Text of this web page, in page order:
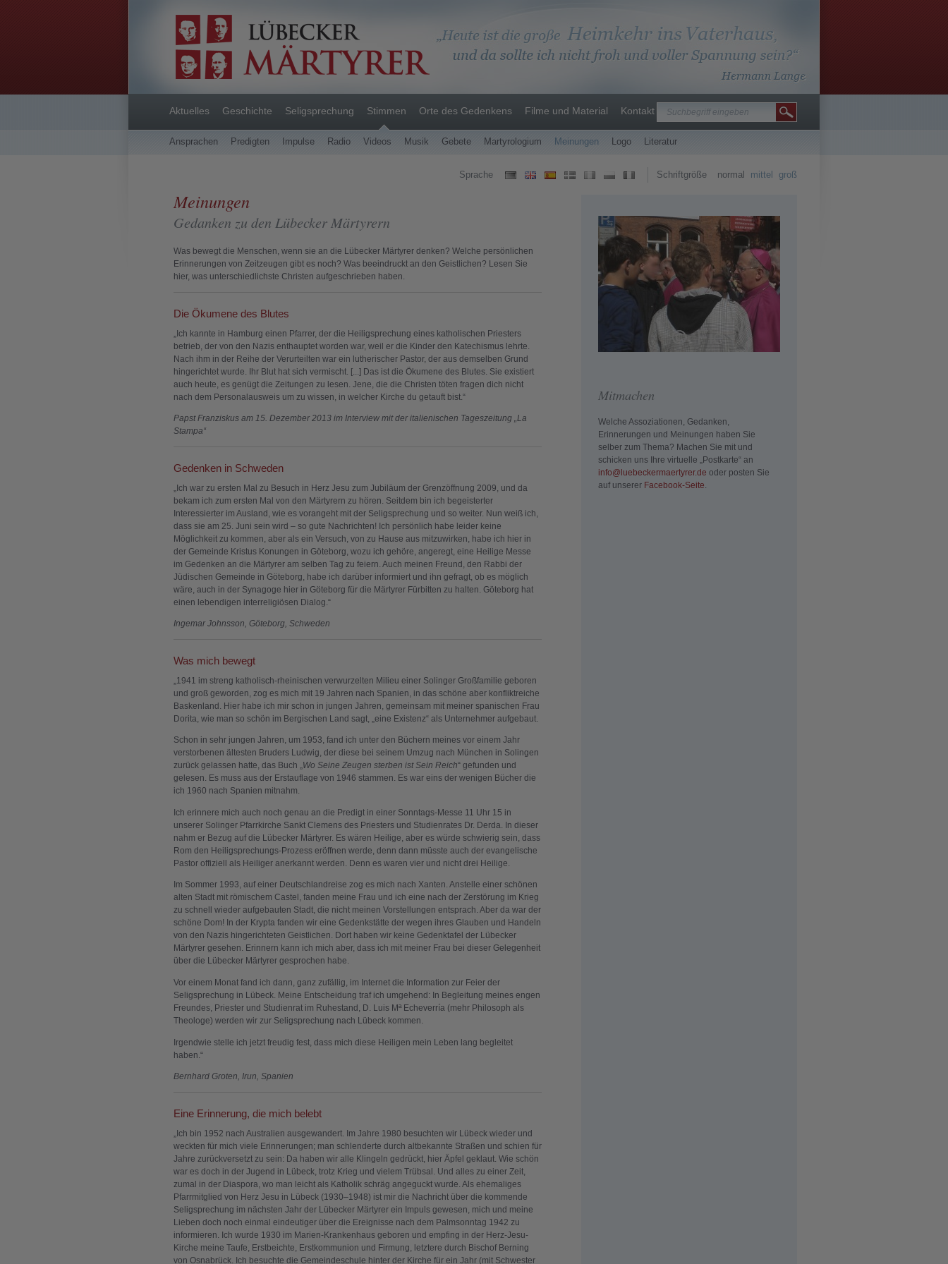
Aktuelles Geschichte Seligsprechung Stimmen
Ansprachen Predigten Impulse Radio Videos Musik Gebete Martyrologium Meinungen Logo Literatur
Orte des Gedenkens Filme und Material Kontakt
Sprache Schriftgröße normal mittel groß
Meinungen
Gedanken zu den Lübecker Märtyrern
Was bewegt die Menschen, wenn sie an die Lübecker Märtyrer denken? Welche persönlichen
Erinnerungen von Zeitzeugen gibt es noch? Was beeindruckt an den Geistlichen? Lesen Sie
hier, was unterschiedlichste Christen aufgeschrieben haben.
Die Ökumene des Blutes
„Ich kannte in Hamburg einen Pfarrer, der die Heiligsprechung eines katholischen Priesters
betrieb, der von den Nazis enthauptet worden war, weil er die Kinder den Katechismus lehrte.
Nach ihm in der Reihe der Verurteilten war ein lutherischer Pastor, der aus demselben Grund
hingerichtet wurde. Ihr Blut hat sich vermischt. [...] Das ist die Ökumene des Blutes. Sie existiert
auch heute, es genügt die Zeitungen zu lesen. Jene, die die Christen töten fragen dich nicht
nach dem Personalausweis um zu wissen, in welcher Kirche du getauft bist.“
Papst Franziskus am 15. Dezember 2013 im Interview mit der italienischen Tageszeitung „La
Stampa“
Gedenken in Schweden
„Ich war zu ersten Mal zu Besuch in Herz Jesu zum Jubiläum der Grenzöffnung 2009, und da
bekam ich zum ersten Mal von den Märtyrern zu hören. Seitdem bin ich begeisterter
Interessierter im Ausland, wie es vorangeht mit der Seligsprechung und so weiter. Nun weiß ich,
dass sie am 25. Juni sein wird – so gute Nachrichten! Ich persönlich habe leider keine
Möglichkeit zu kommen, aber als ein Versuch, von zu Hause aus mitzuwirken, habe ich hier in
der Gemeinde Kristus Konungen in Göteborg, wozu ich gehöre, angeregt, eine Heilige Messe
im Gedenken an die Märtyrer am selben Tag zu feiern. Auch meinen Freund, den Rabbi der
Jüdischen Gemeinde in Göteborg, habe ich darüber informiert und ihn gefragt, ob es möglich
wäre, auch in der Synagoge hier in Göteborg für die Märtyrer Fürbitten zu halten. Göteborg hat
einen lebendigen interreligiösen Dialog.“
Ingemar Johnsson, Göteborg, Schweden
Was mich bewegt
„1941 im streng katholisch-rheinischen verwurzelten Milieu einer Solinger Großfamilie geboren
und groß geworden, zog es mich mit 19 Jahren nach Spanien, in das schöne aber konfliktreiche
Baskenland. Hier habe ich mir schon in jungen Jahren, gemeinsam mit meiner spanischen Frau
Dorita, wie man so schön im Bergischen Land sagt, „eine Existenz“ als Unternehmer aufgebaut.
Schon in sehr jungen Jahren, um 1953, fand ich unter den Büchern meines vor einem Jahr
verstorbenen ältesten Bruders Ludwig, der diese bei seinem Umzug nach München in Solingen
zurück gelassen hatte, das Buch „Wo Seine Zeugen sterben ist Sein Reich“ gefunden und
gelesen. Es muss aus der Erstauflage von 1946 stammen. Es war eins der wenigen Bücher die
ich 1960 nach Spanien mitnahm.
Ich erinnere mich auch noch genau an die Predigt in einer Sonntags-Messe 11 Uhr 15 in
unserer Solinger Pfarrkirche Sankt Clemens des Priesters und Studienrates Dr. Derda. In dieser
nahm er Bezug auf die Lübecker Märtyrer. Es wären Heilige, aber es würde schwierig sein, dass
Rom den Heiligsprechungs-Prozess eröffnen werde, denn dann müsste auch der evangelische
Pastor offiziell als Heiliger anerkannt werden. Denn es waren vier und nicht drei Heilige.
Im Sommer 1993, auf einer Deutschlandreise zog es mich nach Xanten. Anstelle einer schönen
alten Stadt mit römischem Castel, fanden meine Frau und ich eine nach der Zerstörung im Krieg
zu schnell wieder aufgebauten Stadt, die nicht meinen Vorstellungen entsprach. Aber da war der
schöne Dom! In der Krypta fanden wir eine Gedenkstätte der wegen ihres Glauben und Handeln
von den Nazis hingerichteten Geistlichen. Dort haben wir keine Gedenktafel der Lübecker
Märtyrer gesehen. Erinnern kann ich mich aber, dass ich mit meiner Frau bei dieser Gelegenheit
über die Lübecker Märtyrer gesprochen habe.
Vor einem Monat fand ich dann, ganz zufällig, im Internet die Information zur Feier der
Seligsprechung in Lübeck. Meine Entscheidung traf ich umgehend: In Begleitung meines engen
Freundes, Priester und Studienrat im Ruhestand, D. Luis Mª Echeverría (mehr Philosoph als
Theologe) werden wir zur Seligsprechung nach Lübeck kommen.
Irgendwie stelle ich jetzt freudig fest, dass mich diese Heiligen mein Leben lang begleitet
haben.“
Bernhard Groten, Irun, Spanien
Eine Erinnerung, die mich belebt
„Ich bin 1952 nach Australien ausgewandert. Im Jahre 1980 besuchten wir Lübeck wieder und
weckten für mich viele Erinnerungen; man schlenderte durch altbekannte Straßen und schien für
Jahre zurückversetzt zu sein: Da haben wir alle Klingeln gedrückt, hier Äpfel geklaut. Wie schön
war es doch in der Jugend in Lübeck, trotz Krieg und vielem Trübsal. Und alles zu einer Zeit,
zumal in der Diaspora, wo man leicht als Katholik schräg angeguckt wurde. Als ehemaliges
Pfarrmitglied von Herz Jesu in Lübeck (1930–1948) ist mir die Nachricht über die kommende
Seligsprechung im nächsten Jahr der Lübecker Märtyrer ein Impuls gewesen, mich und meine
Lieben doch noch einmal eindeutiger über die Ereignisse nach dem Palmsonntag 1942 zu
informieren. Ich wurde 1930 im Marien-Krankenhaus geboren und empfing in der Herz-Jesu-
Kirche meine Taufe, Erstbeichte, Erstkommunion und Firmung, letztere durch Bischof Berning
von Osnabrück. Ich besuchte die Gemeindeschule hinter der Kirche für ein Jahr (mit Schwester
Mitmachen
Welche Assoziationen, Gedanken,
Erinnerungen und Meinungen haben Sie
selber zum Thema? Machen Sie mit und
schicken uns Ihre virtuelle „Postkarte“ an
info@luebeckermaertyrer.de oder posten Sie
auf unserer Facebook-Seite.